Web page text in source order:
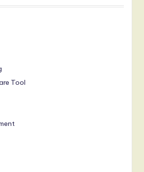
Tool